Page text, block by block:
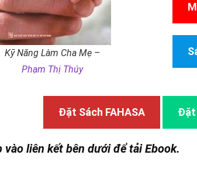
Kỹ Năng Làm Cha Mẹ –
Phạm Thị Thúy
Đặt Sách FAHASA Đặt
vào liên kết bên dưới để tải Ebook.